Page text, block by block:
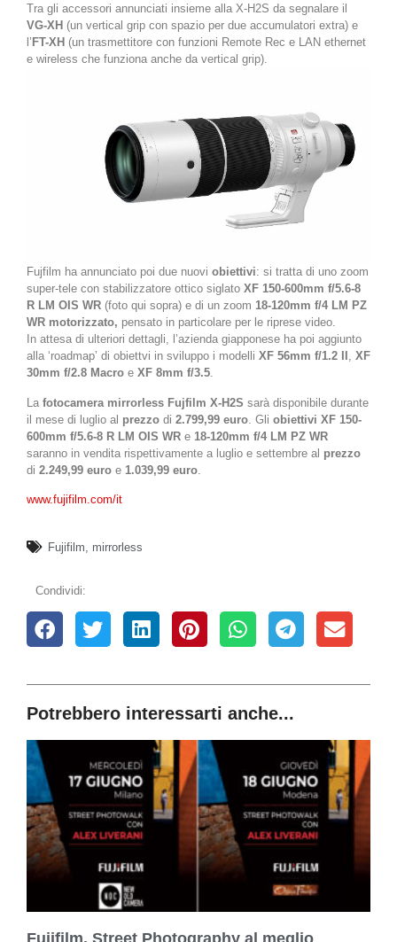
Tra gli accessori annunciati insieme alla X-H2S da segnalare il
VG-XH (un vertical grip con spazio per due accumulatori extra) e
l’ FT-XH (un trasmettitore con funzioni Remote Rec e LAN ethernet
e wireless che funziona anche da vertical grip).
Fujfilm ha annunciato poi due nuovi obiettivi: si tratta di uno zoom
super-tele con stabilizzatore ottico siglato XF 150-600mm f/5.6-8
R LM OIS WR (foto qui sopra) e di un zoom 18-120mm f/4 LM PZ
WR motorizzato, pensato in particolare per le riprese video.
In attesa di ulteriori dettagli, l’azienda giapponese ha poi aggiunto
alla ‘roadmap’ di obiettvi in sviluppo i modelli XF 56mm f/1.2 II , XF
30mm f/2.8 Macro e XF 8mm f/3.5.
La fotocamera mirrorless Fujfilm X-H2S sarà disponibile durante
il mese di luglio al prezzo di 2.799,99 euro . Gli obiettivi XF 150-
600mm f/5.6-8 R LM OIS WR e 18-120mm f/4 LM PZ WR
saranno in vendita rispettivamente a luglio e settembre al prezzo
di 2.249,99 euro e 1.039,99 euro
www.fujifilm.com/it
Fujifilm mirrorless
Condividi:
Potrebbero interessarti anche...